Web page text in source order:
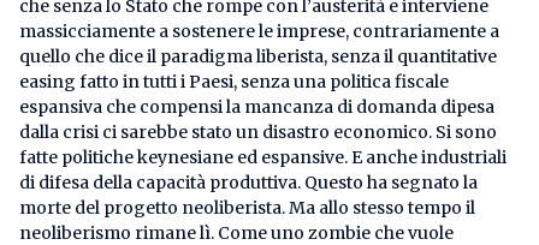
che senza lo Stato che rompe con l’austerità e interviene
massicciamente a sostenere le imprese, contrariamente a
quello che dice il paradigma liberista, senza il quantitative
easing fatto in tutti i Paesi, senza una politica fiscale
espansiva che compensi la mancanza di domanda dipesa
dalla crisi ci sarebbe stato un disastro economico. Si sono
fatte politiche keynesiane ed espansive. E anche industriali
di difesa della capacità produttiva. Questo ha segnato la
morte del progetto neoliberista. Ma allo stesso tempo il
neoliberismo rimane lì. Come uno zombie che vuole